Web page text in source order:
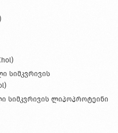
სიმკვრივის
სიმკვრივის ლიპოპროტეინი